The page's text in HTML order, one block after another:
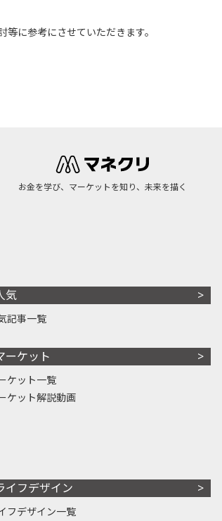
に参考にさせていただきます。
お金を学び、マーケットを知り、未来を描く
気
記事一覧
ーケット
ケット一覧
ケット解説動画
イフデザイン
フデザイン一覧